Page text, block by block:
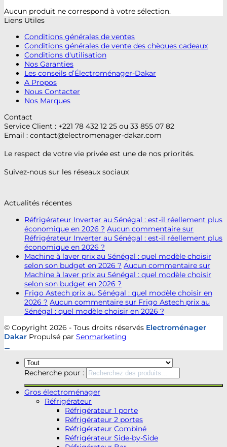
Aucun produit ne correspond à votre sélection.
Liens Utiles
Conditions générales de ventes
Conditions générales de vente des chèques cadeaux
Conditions d'utilisation
Nos Garanties
Les conseils d’Électroménager-Dakar
A Propos
Nous Contacter
Nos Marques
Contact
Service Client : +221 78 432 12 25 ou 33 855 07 82
Email : contact@electromenager-dakar.com
Le respect de votre vie privée est une de nos priorités.
Suivez-nous sur les réseaux sociaux
Actualités récentes
Réfrigérateur Inverter au Sénégal : est-il réellement plus
économique en 2026 ? Aucun commentaire sur
Réfrigérateur Inverter au Sénégal : est-il réellement plus
économique en 2026 ?
Machine à laver prix au Sénégal : quel modèle choisir
selon son budget en 2026 ? Aucun commentaire sur
Machine à laver prix au Sénégal : quel modèle choisir
selon son budget en 2026 ?
Frigo Astech prix au Sénégal : quel modèle choisir en
2026 ? Aucun commentaire sur Frigo Astech prix au
Sénégal : quel modèle choisir en 2026 ?
© Copyright 2026 - Tous droits réservés Electroménager
Dakar Propulsé par Senmarketing
Recherche pour :
Gros électroménager
Réfrigérateur
Réfrigérateur 1 porte
Réfrigérateur 2 portes
Réfrigérateur Combiné
Réfrigérateur Side-by-Side